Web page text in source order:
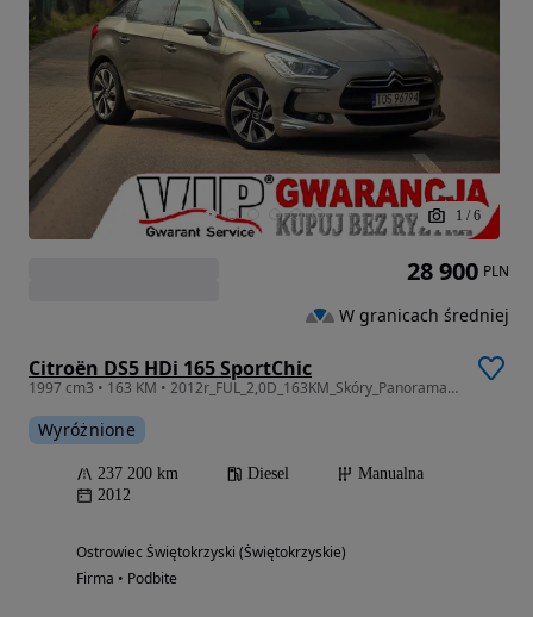
1 / 6
Citroën DS5 HDi 165 SportChic
1997 cm3 • 163 KM • 2012r_FUL_2,0D_163KM_Skóry_Panorama_Nawi_Kamera_Gwarancja_12m.
Wyróżnione
237 200 km Diesel
Manualna
2012
Ostrowiec Świętokrzyski (Świętokrzyskie)
Firma • Podbite
28 900 PLN
W granicach średniej